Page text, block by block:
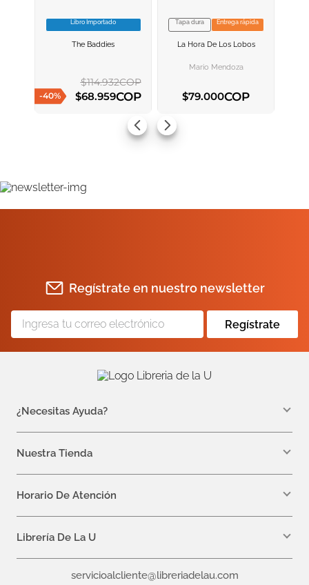
VER INFORMACION
Libro Importado
The Baddies
-40%
$114.932COP
$68.959COP
VER INFORMACION
Tapa dura Entrega rápida
La Hora De Los Lobos
Mario Mendoza
$79.000COP
Regístrate en nuestro newsletter
Regístrate
¿Necesitas Ayuda?
WhatsApp +57 310 7157616
servicioalcliente@libreriadelau.com
Nuestra Tienda
Librería de la U - Teusaquillo
Calle 32a # 19- 24
Horario De Atención
Lunes, Jueves y Viernes: 7:00 a.m a 5:00 p.m
Martes y Miércoles: 7:00 a.m a 6:00 p.m.
Librería De La U
¿Quiénes somos?
Editoriales aliadas
servicioalcliente@libreriadelau.com